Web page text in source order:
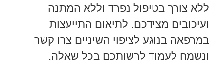
ללא צורך בטיפול נפרד וללא המתנה
ועיכובים מצידכם. לתיאום התייעצות
במרפאה בנוגע לציפוי השיניים צרו קשר
ונשמח לעמוד לרשותכם בכל שאלה.